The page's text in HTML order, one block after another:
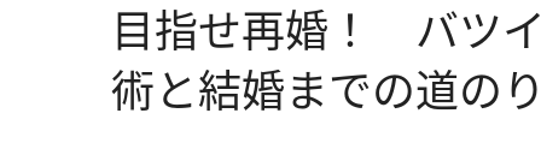
目指せ再婚！ バツ
術と結婚までの道の